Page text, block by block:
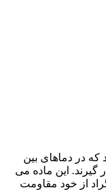
که در دماهای بین
گیرند. این ماده می
۱۹۰ درجه سانتیگراد از خود مقاومت